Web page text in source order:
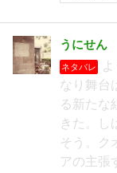
うにせん
ネタバレ
なり舞台
る新たな
きた。し
そう。ク
アの主張